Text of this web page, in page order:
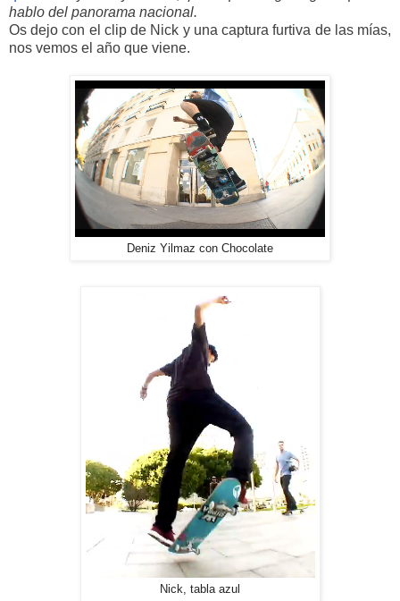
hablo del panorama nacional.
Os dejo con el clip de Nick y una captura furtiva de las mías,
nos vemos el año que viene.
Deniz Yilmaz con Chocolate
Nick, tabla azul